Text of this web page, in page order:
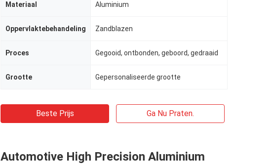
Materiaal Aluminium
Oppervlaktebehandeling Zandblazen
Proces Gegooid, ontbonden, geboord, gedraaid
Grootte Gepersonaliseerde grootte
Beste Prijs Ga Nu Praten.
Automotive High Precision Aluminium